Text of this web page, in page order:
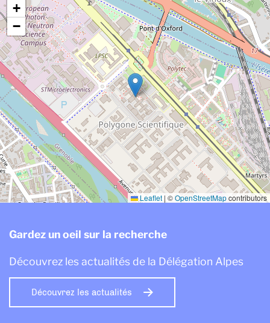
+
−
Leaflet | ©OpenStreetMapcontributors
Gardez un oeil sur la recherche
Découvrez les actualités de la Délégation Alpes
Découvrez les actualités